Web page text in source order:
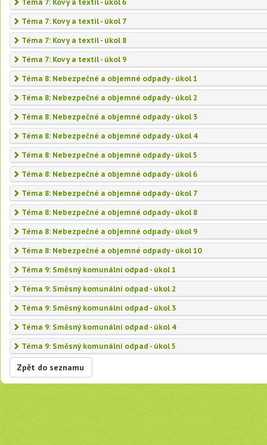
Téma 7: Kovy a textil - úkol 6
Téma 7: Kovy a textil - úkol 7
Téma 7: Kovy a textil - úkol 8
Téma 7: Kovy a textil - úkol 9
Téma 8: Nebezpečné a objemné odpady - úkol 1
Téma 8: Nebezpečné a objemné odpady - úkol 2
Téma 8: Nebezpečné a objemné odpady - úkol 3
Téma 8: Nebezpečné a objemné odpady - úkol 4
Téma 8: Nebezpečné a objemné odpady - úkol 5
Téma 8: Nebezpečné a objemné odpady - úkol 6
Téma 8: Nebezpečné a objemné odpady - úkol 7
Téma 8: Nebezpečné a objemné odpady - úkol 8
Téma 8: Nebezpečné a objemné odpady - úkol 9
Téma 8: Nebezpečné a objemné odpady - úkol 10
Téma 9: Směsný komunální odpad - úkol 1
Téma 9: Směsný komunální odpad - úkol 2
Téma 9: Směsný komunální odpad - úkol 3
Téma 9: Směsný komunální odpad - úkol 4
Téma 9: Směsný komunální odpad - úkol 5
Zpět do seznamu